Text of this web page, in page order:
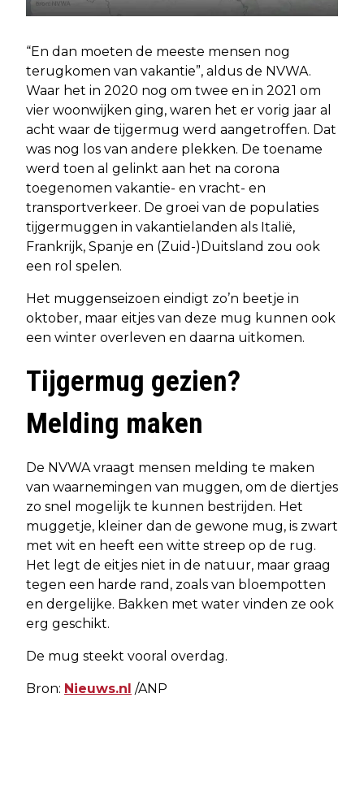
“En dan moeten de meeste mensen nog
terugkomen van vakantie”, aldus de NVWA.
Waar het in 2020 nog om twee en in 2021 om
vier woonwijken ging, waren het er vorig jaar al
acht waar de tijgermug werd aangetroffen. Dat
was nog los van andere plekken. De toename
werd toen al gelinkt aan het na corona
toegenomen vakantie- en vracht- en
transportverkeer. De groei van de populaties
tijgermuggen in vakantielanden als Italië,
Frankrijk, Spanje en (Zuid-)Duitsland zou ook
een rol spelen.
Het muggenseizoen eindigt zo’n beetje in
oktober, maar eitjes van deze mug kunnen ook
een winter overleven en daarna uitkomen.
Tijgermug gezien?
Melding maken
De NVWA vraagt mensen melding te maken
van waarnemingen van muggen, om de diertjes
zo snel mogelijk te kunnen bestrijden. Het
muggetje, kleiner dan de gewone mug, is zwart
met wit en heeft een witte streep op de rug.
Het legt de eitjes niet in de natuur, maar graag
tegen een harde rand, zoals van bloempotten
en dergelijke. Bakken met water vinden ze ook
erg geschikt.
De mug steekt vooral overdag.
Bron: Nieuws.nl /ANP